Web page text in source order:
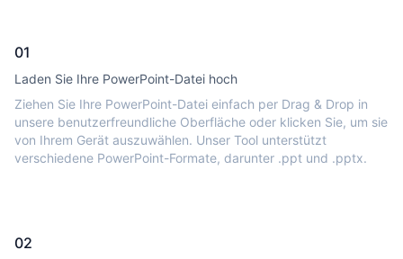
01
Laden Sie Ihre PowerPoint-Datei hoch
Ziehen Sie Ihre PowerPoint-Datei einfach per Drag & Drop in
unsere benutzerfreundliche Oberfläche oder klicken Sie, um sie
von Ihrem Gerät auszuwählen. Unser Tool unterstützt
verschiedene PowerPoint-Formate, darunter .ppt und .pptx.
02